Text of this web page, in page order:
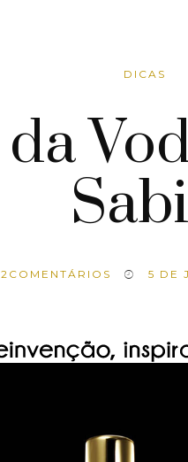
DICAS
2 COMENTÁRIOS 5 DE